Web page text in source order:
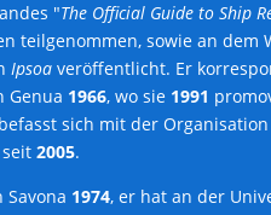
"The Official Guide to Ship
teilgenommen, sowie an dem
Ipsoa veröffentlicht. Er
Genua 1966, wo sie 1991
sich mit der
2005.
Savona 1974, er hat an der